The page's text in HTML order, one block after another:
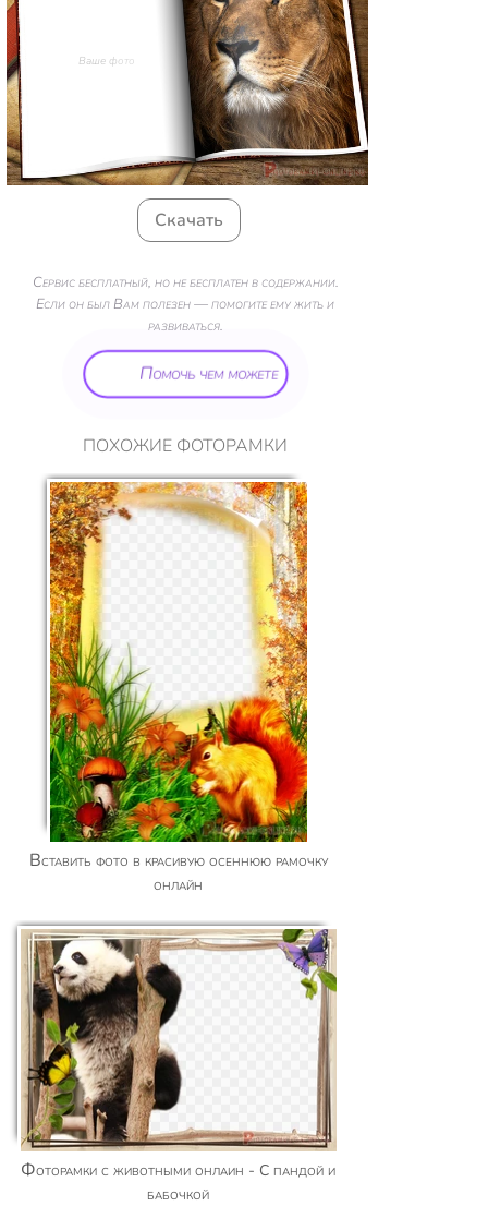
Ваше фото
Скачать
Сервис бесплатный, но не бесплатен в содержании.
Если он был Вам полезен — помогите ему жить и
развиваться.
Помочь чем можете
ПОХОЖИЕ ФОТОРАМКИ
Вставить фото в красивую осеннюю рамочку
онлайн
Фоторамки с животными онлаин - С пандой и
бабочкой